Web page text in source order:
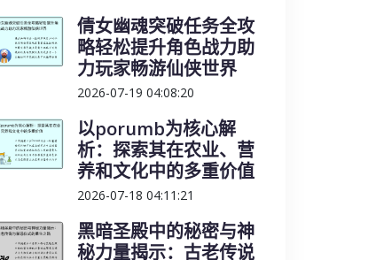
倩女幽魂突破任务全攻
略轻松提升角色战力助
力玩家畅游仙侠世界
2026-07-19 04:08:20
以porumb为核心解
析：探索其在农业、营
养和文化中的多重价值
2026-07-18 04:11:21
黑暗圣殿中的秘密与神
秘力量揭示：古老传说